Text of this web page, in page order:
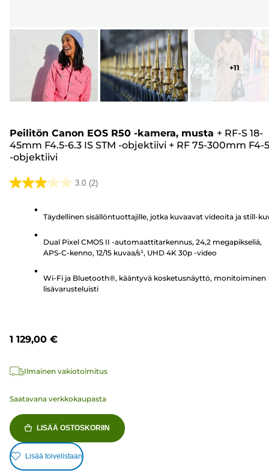
+11
Peilitön Canon EOS R50 -kamera, musta + RF-S 18-
45mm F4.5-6.3 IS STM -objektiivi + RF 75-300mm F4-
-objektiivi
3.0 (2)
3.0/5
arvostelua
Täydellinen sisällöntuottajille, jotka kuvaavat videoita ja still-
Dual Pixel CMOS II -automaattitarkennus, 24,2 megapikseliä,
APS-C-kenno, 12/15 kuvaa/s¹, UHD 4K 30p -video
Wi-Fi ja Bluetooth®, kääntyvä kosketusnäyttö, monitoiminen
lisävarusteluisti
1 129,00 €
Ilmainen vakiotoimitus
Saatavana verkkokaupasta
LISÄÄ OSTOSKORIIN
Lisää toivelistaan